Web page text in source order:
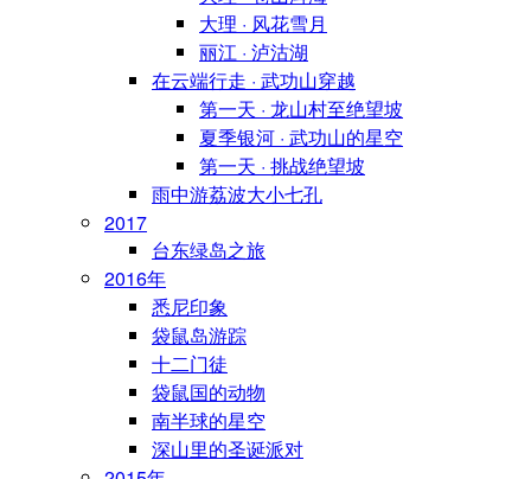
大理 · 风花雪月
丽江 · 泸沽湖
在云端行走 · 武功山穿越
第一天 · 龙山村至绝望坡
夏季银河 · 武功山的星空
第一天 · 挑战绝望坡
雨中游荔波大小七孔
2017
台东绿岛之旅
2016年
悉尼印象
袋鼠岛游踪
十二门徒
袋鼠国的动物
南半球的星空
深山里的圣诞派对